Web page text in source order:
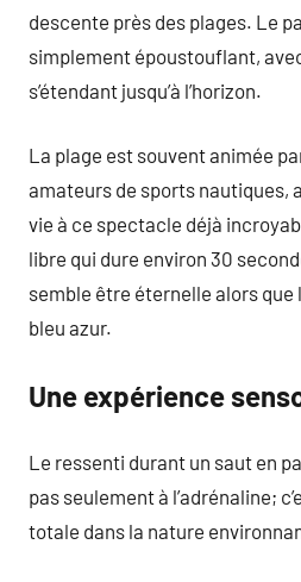
descente près des plages. Le
simplement époustouflant,
s’étendant jusqu’à l’horizon.
La plage est souvent animée
amateurs de sports nautiques,
vie à ce spectacle déjà
libre qui dure environ 30
semble être éternelle alors que
bleu azur.
Une expérience
Le ressenti durant un saut en
pas seulement à l’adrénaline;
totale dans la nature